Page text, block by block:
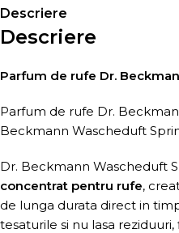
Descriere
Descriere
Parfum de rufe Dr.
Parfum de rufe Dr.
Beckmann Wascheduft
Dr. Beckmann Wascheduft
concentrat pentru rufe,
de lunga durata direct in
tesaturile si nu lasa